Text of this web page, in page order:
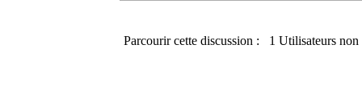
Parcourir cette discussion : 1 Utilisateurs non